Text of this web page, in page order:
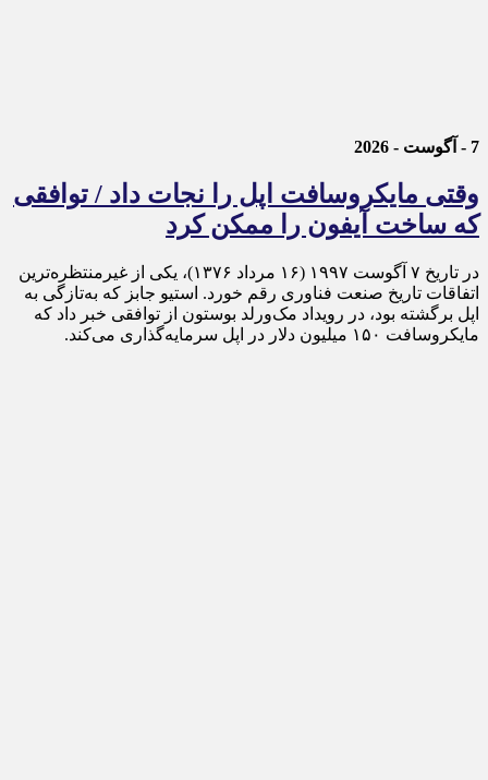
7 - آگوست - 2026
وقتی مایکروسافت اپل را نجات داد / توافقی
که ساخت آیفون را ممکن کرد
در تاریخ ۷ آگوست ۱۹۹۷ (۱۶ مرداد ۱۳۷۶)، یکی از غیرمنتظره‌ترین
اتفاقات تاریخ صنعت فناوری رقم خورد. استیو جابز که به‌تازگی به
اپل برگشته بود، در رویداد مک‌ورلد بوستون از توافقی خبر داد که
مایکروسافت ۱۵۰ میلیون دلار در اپل سرمایه‌گذاری می‌کند.